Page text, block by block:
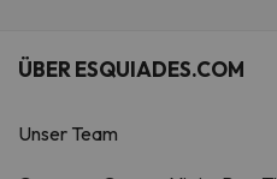
ÜBER ESQUIADES.COM
Unser Team